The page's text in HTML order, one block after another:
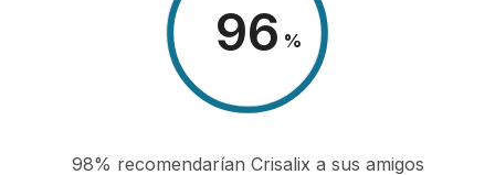
98 %
98% recomendarían Crisalix a sus amigos